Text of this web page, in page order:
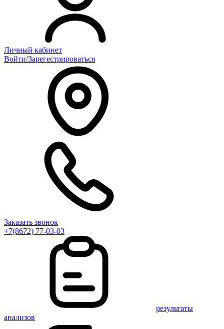
Личный кабинет
Войти/Зарегестрироваться
Заказать звонок
+7(8672) 77-03-03
результаты
анализов